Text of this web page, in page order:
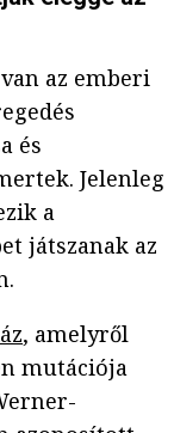
az emberi
és
Jelenleg
a
játszanak az
, amelyről
mutációja